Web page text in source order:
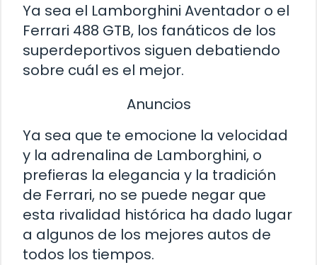
Ya sea el Lamborghini Aventador o el
Ferrari 488 GTB, los fanáticos de los
superdeportivos siguen debatiendo
sobre cuál es el mejor.
Anuncios
Ya sea que te emocione la velocidad
y la adrenalina de Lamborghini, o
prefieras la elegancia y la tradición
de Ferrari, no se puede negar que
esta rivalidad histórica ha dado lugar
a algunos de los mejores autos de
todos los tiempos.